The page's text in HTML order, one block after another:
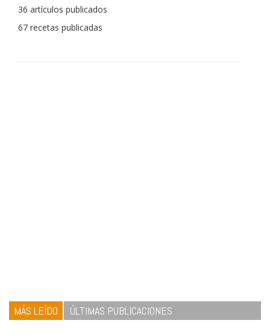
La cocina para mi es producto bien tratado sin
con un toque diferente